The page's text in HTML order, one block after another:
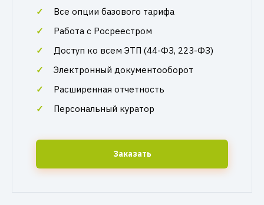
Все опции базового тарифа
Работа с Росреестром
Доступ ко всем ЭТП (44-ФЗ, 223-ФЗ)
Электронный документооборот
Расширенная отчетность
Персональный куратор
Заказать